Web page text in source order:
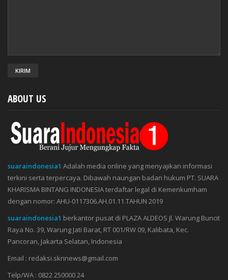
ABOUT US
suaraindonesia1 Adalah media online yang menyajikan informasi
terkini serta terpercaya. Dibawah naungan badan hukum PT. SUARA
KHARISMA BINTANG INDONESIA terdaftar legal di Kemenkumham
dengan nomor: AHU-0117306.AH.01.11.TAHUN 2019
suaraindonesia1 berkantor pusat di PLAZA ALDEOS Jl. Warung Buncit
Raya No. 39, Warung Jati Barat, RT 001/RW 09, Kalibata, Kec.
Pancoran, Jakarta Selatan, Indonesia
Email : redaksi.skrinews@gmail.com
Telp/WA : 0822 250000 24